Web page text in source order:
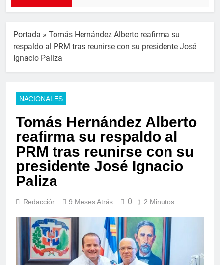
Portada » Tomás Hernández Alberto reafirma su
respaldo al PRM tras reunirse con su presidente José
Ignacio Paliza
NACIONALES
Tomás Hernández Alberto
reafirma su respaldo al
PRM tras reunirse con su
presidente José Ignacio
Paliza
Redacción 9 Meses Atrás 0 2 Minutos